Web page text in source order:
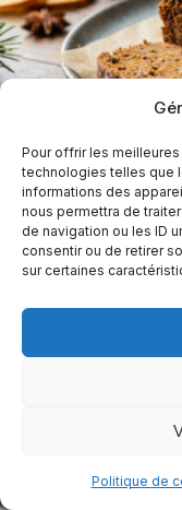
Pour offrir les
technologies telles que
informations des
nous permettra de
de navigation ou les ID
consentir ou de retirer
sur certaines
Politique de
Pain d’épices
lactose et sans
1 h 40 min
Sans arachides
Casher +3